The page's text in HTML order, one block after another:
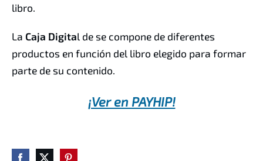
libro.
La Caja Digital de se compone de diferentes
productos en función del libro elegido para formar
parte de su contenido.
¡Ver en PAYHIP!